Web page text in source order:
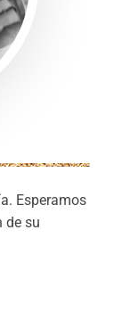
Esperamos
de su